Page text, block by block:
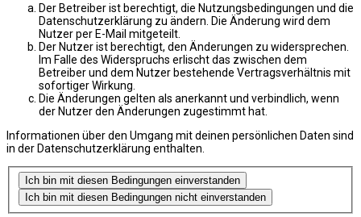
Der Betreiber ist berechtigt, die Nutzungsbedingungen und die
Datenschutzerklärung zu ändern. Die Änderung wird dem
Nutzer per E-Mail mitgeteilt.
Der Nutzer ist berechtigt, den Änderungen zu widersprechen.
Im Falle des Widerspruchs erlischt das zwischen dem
Betreiber und dem Nutzer bestehende Vertragsverhältnis mit
sofortiger Wirkung.
Die Änderungen gelten als anerkannt und verbindlich, wenn
der Nutzer den Änderungen zugestimmt hat.
Informationen über den Umgang mit deinen persönlichen Daten sind
in der Datenschutzerklärung enthalten.